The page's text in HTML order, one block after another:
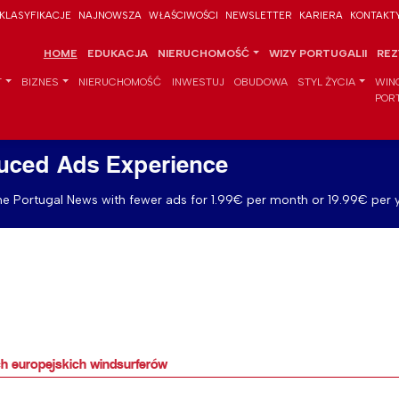
KLASYFIKACJE NAJNOWSZA WŁAŚCIWOŚCI NEWSLETTER KARIERA
HOME EDUKACJA NIERUCHOMOŚĆ WIZY PORTUGALII
BIZNES NIERUCHOMOŚĆ INWESTUJ OBUDOWA STYL ŻYCIA
Ads Experience
Portugal News with fewer ads for 1.99€ per month or 19.99€ per
europejskich windsurferów